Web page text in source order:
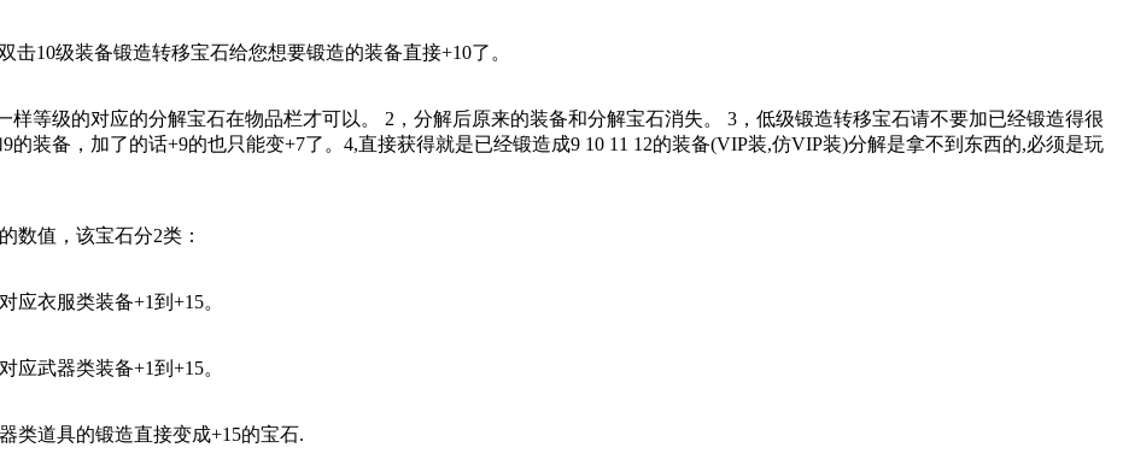
级装备锻造转移宝石给您想要锻造的装备直接+10了。
级的对应的分解宝石在物品栏才可以。 2，分解后原来的装备和分解宝石消失。 3，低级锻造转移宝石请不要加已经锻造得很
装备，加了的话+9的也只能变+7了。4,直接获得就是已经锻造成9 10 11 12的装备(VIP装,仿VIP装)分解是拿不到东西的,必须是玩
值，该宝石分2类：
衣服类装备+1到+15。
武器类装备+1到+15。
道具的锻造直接变成+15的宝石.